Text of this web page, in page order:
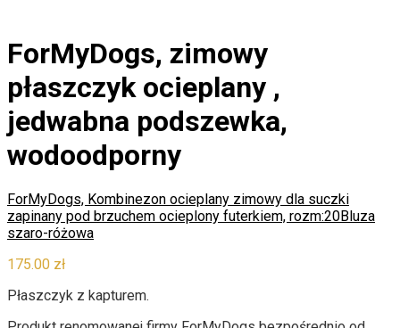
ForMyDogs, zimowy
płaszczyk ocieplany ,
jedwabna podszewka,
wodoodporny
ForMyDogs, Kombinezon ocieplany zimowy dla suczki
zapinany pod brzuchem ocieplony futerkiem, rozm:20Bluza
szaro-różowa
175.00 zł
Płaszczyk z kapturem.